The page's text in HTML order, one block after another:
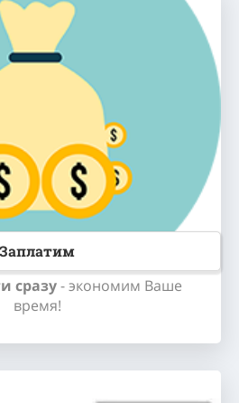
Заплатим
сразу- экономим Ваше
время!